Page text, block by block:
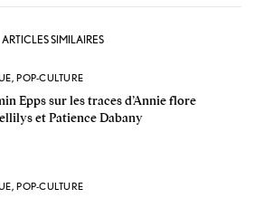
ARTICLES SIMILAIRES
, POP-CULTURE
Epps sur les traces d’Annie flore
et Patience Dabany
, POP-CULTURE